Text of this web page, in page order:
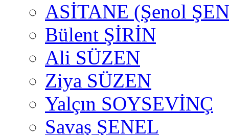
ASİTANE (Şenol
Bülent ŞİRİN
Ali SÜZEN
Ziya SÜZEN
Yalçın SOYSEVİNÇ
Savaş ŞENEL